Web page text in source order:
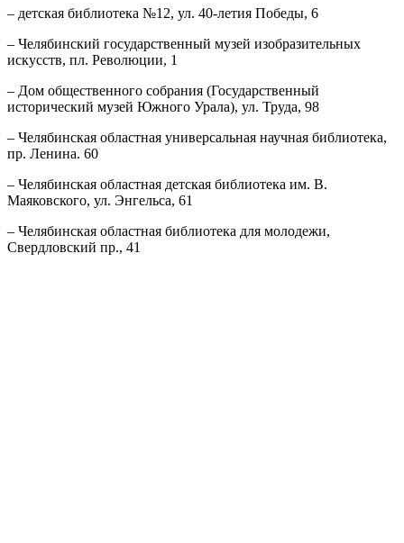
– детская библиотека №12, ул. 40-летия Победы, 6
– Челябинский государственный музей изобразительных
искусств, пл. Революции, 1
– Дом общественного собрания (Государственный
исторический музей Южного Урала), ул. Труда, 98
– Челябинская областная универсальная научная библиотека,
пр. Ленина. 60
– Челябинская областная детская библиотека им. В.
Маяковского, ул. Энгельса, 61
– Челябинская областная библиотека для молодежи,
Свердловский пр., 41